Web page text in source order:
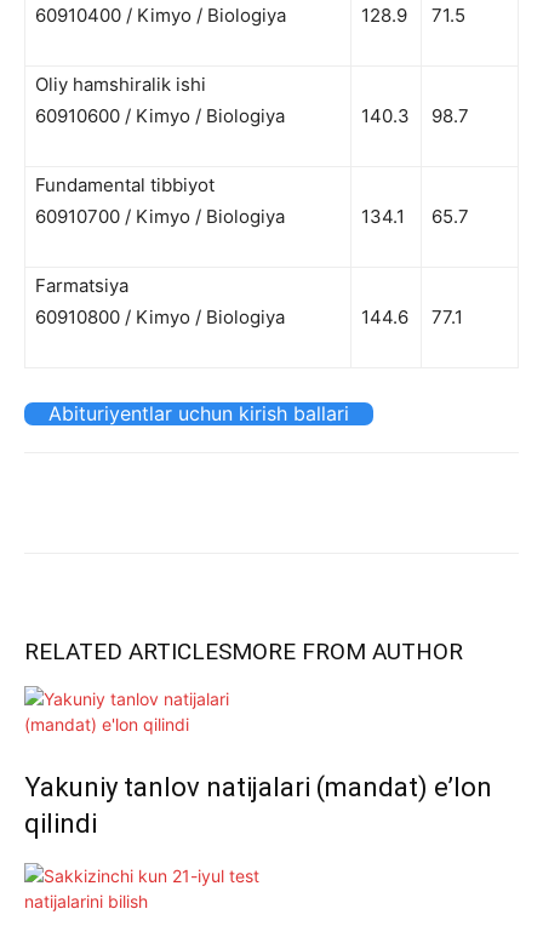
60910400 / Kimyo / Biologiya
128.9 71.5
Oliy hamshiralik ishi
60910600 / Kimyo / Biologiya
140.3 98.7
Fundamental tibbiyot
60910700 / Kimyo / Biologiya
134.1 65.7
Farmatsiya
60910800 / Kimyo / Biologiya
144.6 77.1
Abituriyentlar uchun kirish ballari
RELATED ARTICLESMORE FROM AUTHOR
Yakuniy tanlov natijalari (mandat) e’lon
qilindi